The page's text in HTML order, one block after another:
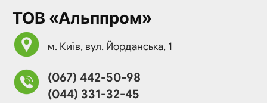
ТОВ «Альппром»
м. Київ, вул. Йорданська, 1
(067) 442-50-98
(044) 331-32-45